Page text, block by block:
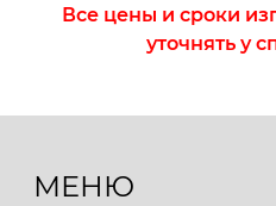
Все цены и сроки
уточнять у
МЕНЮ